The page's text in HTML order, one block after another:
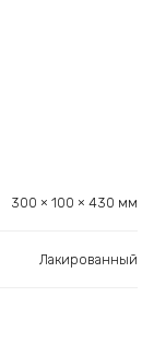
300 × 100 × 430 мм
Лакированный